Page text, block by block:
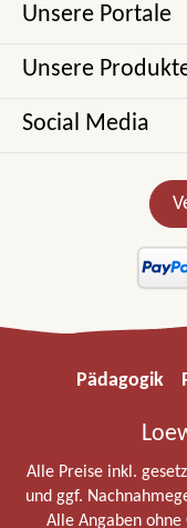
Unsere Portale
Unsere
Social Media
Pädagogik
Alle Preise inkl.
und ggf.
Alle Angaben ohne